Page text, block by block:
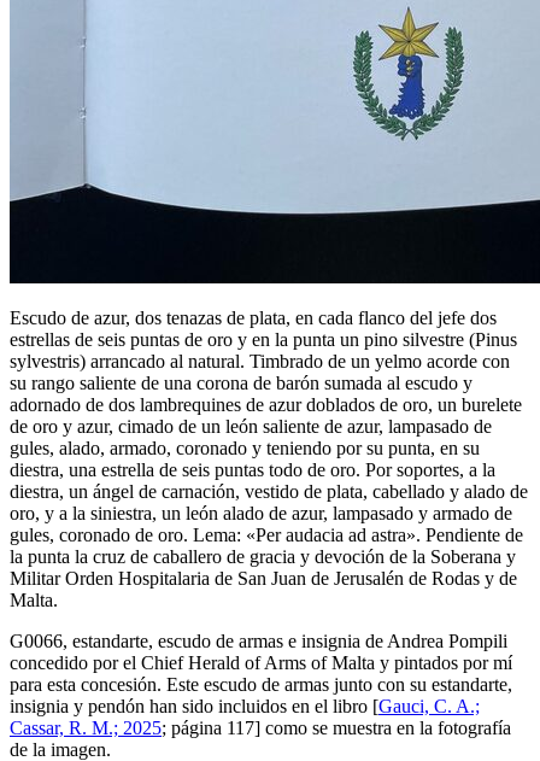
Escudo de azur, dos tenazas de plata, en cada flanco del jefe dos
estrellas de seis puntas de oro y en la punta un pino silvestre (Pinus
sylvestris) arrancado al natural. Timbrado de un yelmo acorde con
su rango saliente de una corona de barón sumada al escudo y
adornado de dos lambrequines de azur doblados de oro, un burelete
de oro y azur, cimado de un león saliente de azur, lampasado de
gules, alado, armado, coronado y teniendo por su punta, en su
diestra, una estrella de seis puntas todo de oro. Por soportes, a la
diestra, un ángel de carnación, vestido de plata, cabellado y alado de
oro, y a la siniestra, un león alado de azur, lampasado y armado de
gules, coronado de oro. Lema: «Per audacia ad astra». Pendiente de
la punta la cruz de caballero de gracia y devoción de la Soberana y
Militar Orden Hospitalaria de San Juan de Jerusalén de Rodas y de
Malta.
G0066, estandarte, escudo de armas e insignia de Andrea Pompili
concedido por el Chief Herald of Arms of Malta y pintados por mí
para esta concesión. Este escudo de armas junto con su estandarte,
insignia y pendón han sido incluidos en el libro [Gauci, C. A.;
Cassar, R. M.; 2025; página 117] como se muestra en la fotografía
de la imagen.